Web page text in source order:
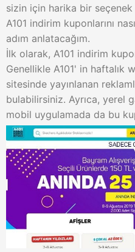
sizin için harika bir
A101 indirim kuponlarını
adım anlatacağım.
İlk olarak, A101 indirim
Genellikle A101' in haftalık
sitesinde yayınlanan
bulabilirsiniz. Ayrıca, yerel
mobil uygulamada da bu